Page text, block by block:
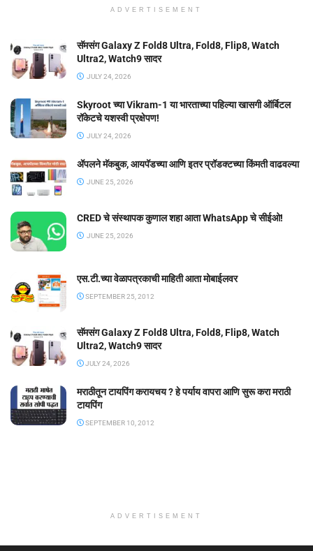
ADVERTISEMENT
सॅमसंग Galaxy Z Fold8 Ultra, Fold8, Flip8, Watch
Ultra2, Watch9 सादर
JULY 24, 2026
Skyroot च्या Vikram-1 या भारताच्या पहिल्या खासगी ऑर्बिटल
रॉकेटचे यशस्वी प्रक्षेपण!
JULY 24, 2026
ॲपलने मॅकबुक, आयपॅडच्या आणि इतर प्रॉडक्टच्या किंमती वाढवल्या
JUNE 25, 2026
CRED चे संस्थापक कुणाल शहा आता WhatsApp चे सीईओ!
JUNE 25, 2026
एस.टी.च्या वेळापत्रकाची माहिती आता मोबाईलवर
SEPTEMBER 25, 2012
सॅमसंग Galaxy Z Fold8 Ultra, Fold8, Flip8, Watch
Ultra2, Watch9 सादर
JULY 24, 2026
मराठीतून टायपिंग करायचय ? हे पर्याय वापरा आणि सुरू करा मराठी
टायपिंग
SEPTEMBER 10, 2012
ADVERTISEMENT